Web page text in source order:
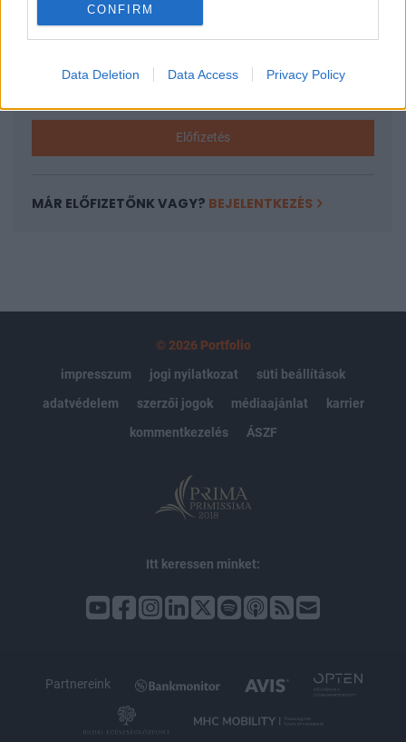
CONFIRM
Data Deletion Data Access Privacy Policy
Az előfizetés a következőket tartalmazza:
Kötéslisták: BÉT elmúlt 2 év napon belüli
Előfizetés
MÁR ELŐFIZETŐNK VAGY? BEJELENTKEZÉS
© 2026 Portfolio
impresszum
jogi nyilatkozat
süti beállítások
adatvédelem
szerzői jogok médiaajánlat
karrier
kommentkezelés
ÁSZF
Itt keressen minket:
Partnereink